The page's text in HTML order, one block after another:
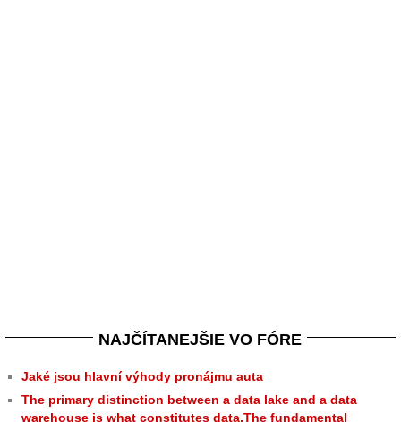
NAJČÍTANEJŠIE VO FÓRE
Jaké jsou hlavní výhody pronájmu auta
The primary distinction between a data lake and a data
warehouse is what constitutes data.The fundamental